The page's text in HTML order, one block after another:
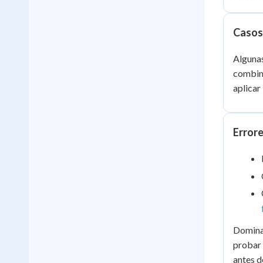
aplicar
probar
antes